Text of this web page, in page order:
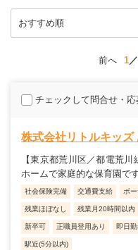
前へ 1
チェックして問合せ・応
株式会社リトルキッズ
【東京都荒川区／都電荒
ホームで家庭的な保育園で
社会保険完備 交通費支給 ボ
残業ほぼなし 残業月20時間以内
新卒可 正職員登用あり 即日
駅近(5分以内)